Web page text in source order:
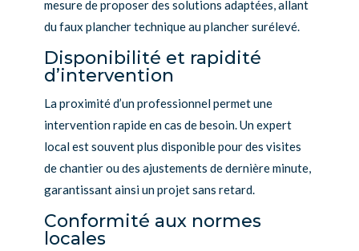
mesure de proposer des solutions adaptées, allant
du faux plancher technique au plancher surélevé.
Disponibilité et rapidité
d’intervention
La proximité d’un professionnel permet une
intervention rapide en cas de besoin. Un expert
local est souvent plus disponible pour des visites
de chantier ou des ajustements de dernière minute,
garantissant ainsi un projet sans retard.
Conformité aux normes
locales